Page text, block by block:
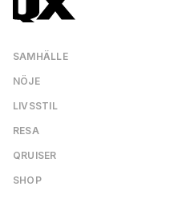
SAMHÄLLE
NÖJE
LIVSSTIL
RESA
QRUISER
SHOP